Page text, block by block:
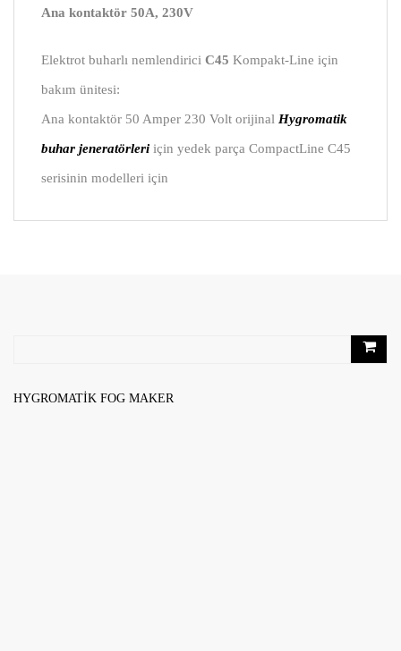
Ana kontaktör 50A, 230V
Elektrot buharlı nemlendirici C45 Kompakt-Line için
bakım ünitesi:
Ana kontaktör 50 Amper 230 Volt orijinal Hygromatik
buhar jeneratörleri için yedek parça CompactLine C45
serisinin modelleri için
HYGROMATIK FOG MAKER